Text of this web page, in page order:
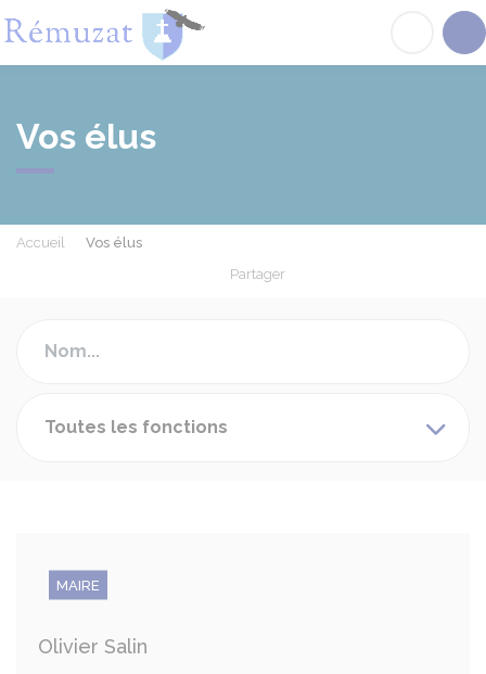
Vos élus
Accueil
Vos élus
Partager
Toutes les fonctions
MAIRE
Olivier Salin